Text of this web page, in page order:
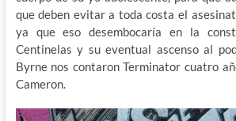
que deben evitar a toda costa el
ya que eso desembocaría en la
Centinelas y su eventual ascenso al
Byrne nos contaron Terminator cuatro
Cameron.